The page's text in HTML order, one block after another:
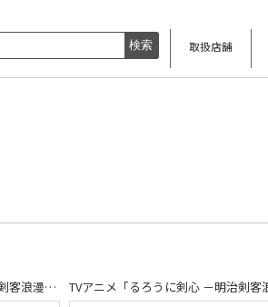
取扱店舗
TVアニメ「るろうに剣心 －明治剣客浪漫譚－」